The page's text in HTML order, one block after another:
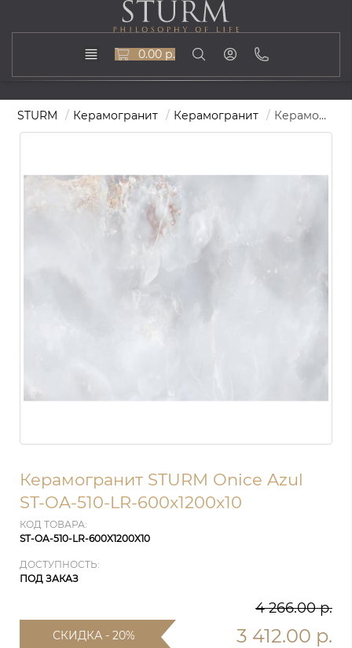
0.00 р.
STURM Керамогранит Керамогранит Керамогранит STURM Onice Azul, керамогранит, 60х120 см, поверхность глянцевая, ST-OA-510-LR-600x1200x10
Керамогранит STURM Onice Azul
ST-OA-510-LR-600x1200x10
КОД ТОВАРА:
ST-OA-510-LR-600X1200X10
ДОСТУПНОСТЬ:
ПОД ЗАКАЗ
4 266.00 р.
СКИДКА - 20% 3 412.00 р.